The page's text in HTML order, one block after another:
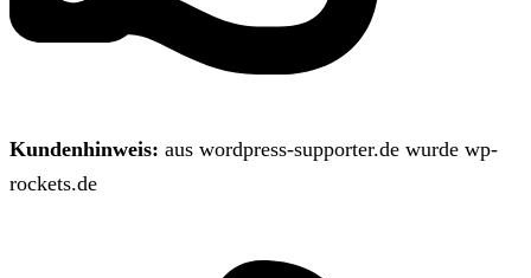
Kundenhinweis: aus wordpress-supporter.de wurde wp-
rockets.de